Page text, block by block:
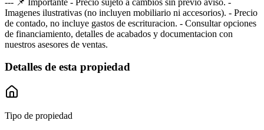
Imagenes ilustrativas (no incluyen mobiliario ni accesorios). - Precio
de contado, no incluye gastos de escrituracion. - Consultar opciones
de financiamiento, detalles de acabados y documentacion con
nuestros asesores de ventas.
Detalles de esta propiedad
Tipo de propiedad